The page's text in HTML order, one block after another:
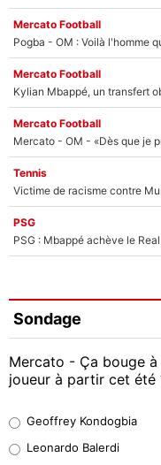
Mercato Football
Pogba - OM : Voilà l'homme
Mercato Football
Kylian Mbappé, un transfert
Mercato Football
Tennis
PSG
PSG : Mbappé achève le
Sondage
Mercato - Ça bouge à
joueur à partir cet été
38%
Geoffrey Kondogbia
Leonardo Balerdi